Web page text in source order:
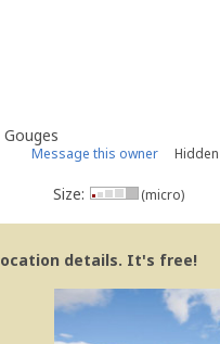
Message this owner
Size: (micro)
details. It's free!